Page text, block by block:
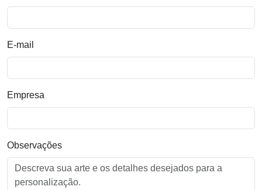
E-mail
Empresa
Observações